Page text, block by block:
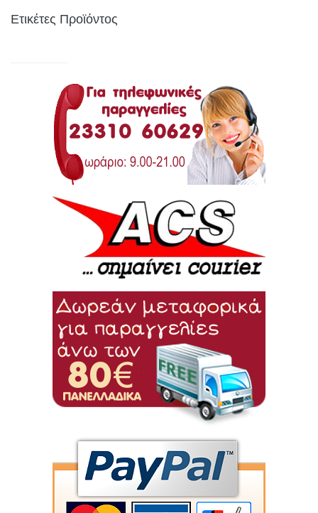
Ετικέτες Προϊόντος